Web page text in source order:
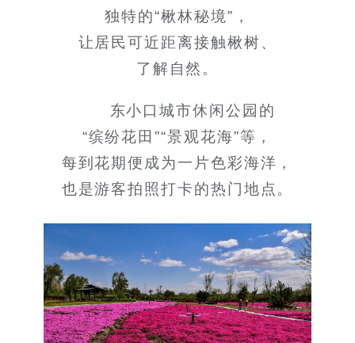
独特的“楸林秘境”，
让居民可近距离接触楸树、
了解自然。
东小口城市休闲公园的
“缤纷花田”“景观花海”等，
每到花期便成为一片色彩海洋，
也是游客拍照打卡的热门地点。